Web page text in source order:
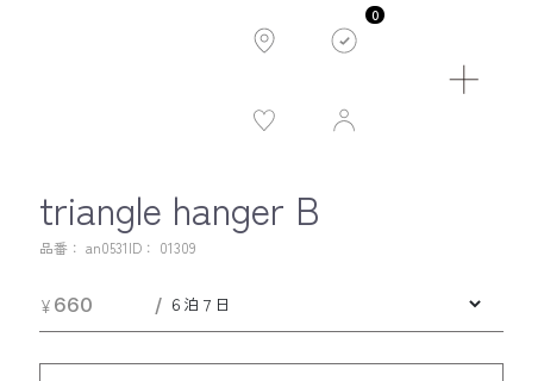
0
triangle hanger B
品番： an0531ID： 01309
￥660